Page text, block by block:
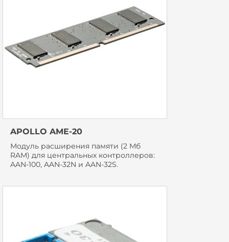
APOLLO AME-20
Модуль расширения памяти (2 Мб
RAM) для центральных контроллеров:
AAN-100, AAN-32N и AAN-32S.